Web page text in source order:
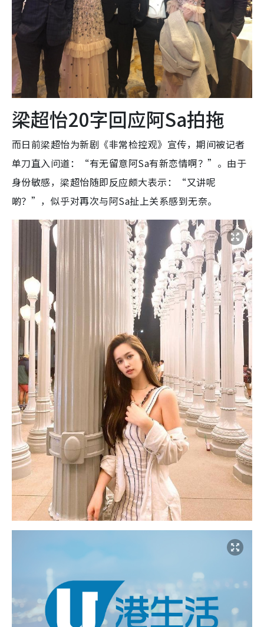
梁超怡20字回应阿Sa拍拖
而日前梁超怡为新剧《非常检控观》宣传，期间被记者
单刀直入问道：“有无留意阿Sa有新恋情啊？”。由于
身份敏感，梁超怡随即反应颇大表示：“又讲呢
啲？”，似乎对再次与阿Sa扯上关系感到无奈。